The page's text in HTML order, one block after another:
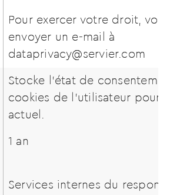
Pour exercer votre droit,
envoyer un e-mail à
dataprivacy@servier.com
Stocke l’état de
cookies de l’utilisateur pour
actuel.
1 an
Services internes du